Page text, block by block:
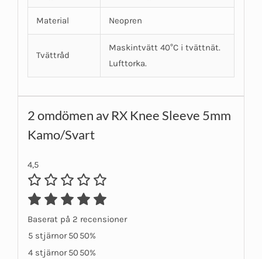
Material Neopren
Tvättråd
Maskintvätt 40°C i tvättnät.
Lufttorka.
2 omdömen av RX Knee Sleeve 5mm
Kamo/Svart
4,5
Baserat på 2 recensioner
5 stjärnor 50 50%
4 stjärnor 50 50%